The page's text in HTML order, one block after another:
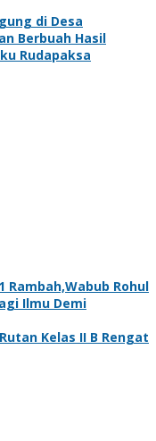
di Desa
Berbuah Hasil
Rudapaksa
Rambah,Wabub Rohul
Ilmu Demi
Kelas II B Rengat